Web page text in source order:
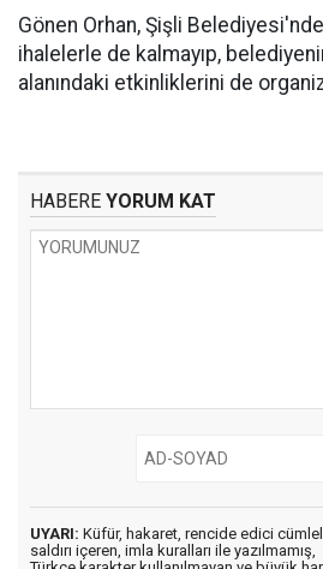
Gönen Orhan, Şişli
ihalelerle de kalmayıp,
alanındaki etkinliklerini de
HABERE YORUM KAT
UYARI: Küfür, hakaret, rencide edici
saldırı içeren, imla kuralları ile yazılmamış,